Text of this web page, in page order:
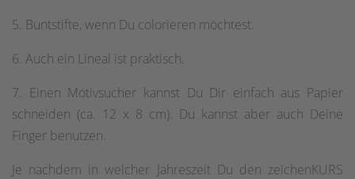
5. Buntstifte, wenn Du colorieren möchtest.
6. Auch ein Lineal ist praktisch.
7. Einen Motivsucher kannst Du Dir einfach aus Papier
schneiden (ca. 12 x 8 cm). Du kannst aber auch Deine
Finger benutzen.
Je nachdem in welcher Jahreszeit Du den zeichenKURS